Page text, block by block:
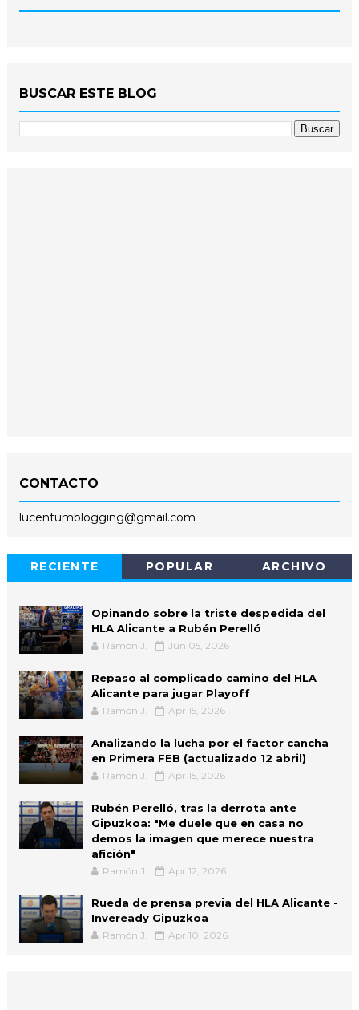
BUSCAR ESTE BLOG
CONTACTO
lucentumblogging@gmail.com
RECIENTE POPULAR ARCHIVO
Opinando sobre la triste despedida del
HLA Alicante a Rubén Perelló
Ramón J. Jun 05, 2026
Repaso al complicado camino del HLA
Alicante para jugar Playoff
Ramón J. Apr 15, 2026
Analizando la lucha por el factor cancha
en Primera FEB (actualizado 12 abril)
Ramón J. Apr 15, 2026
Rubén Perelló, tras la derrota ante
Gipuzkoa: "Me duele que en casa no
demos la imagen que merece nuestra
afición"
Ramón J. Apr 12, 2026
Rueda de prensa previa del HLA Alicante -
Inveready Gipuzkoa
Ramón J. Apr 10, 2026